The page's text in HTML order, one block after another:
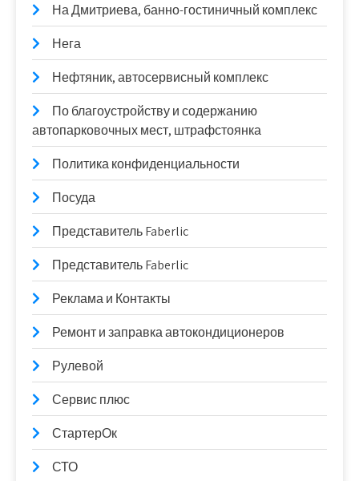
На Дмитриева, банно-гостиничный комплекс
Нега
Нефтяник, автосервисный комплекс
По благоустройству и содержанию
автопарковочных мест, штрафстоянка
Политика конфиденциальности
Посуда
Представитель Faberlic
Представитель Faberlic
Реклама и Контакты
Ремонт и заправка автокондиционеров
Рулевой
Сервис плюс
СтартерОк
СТО